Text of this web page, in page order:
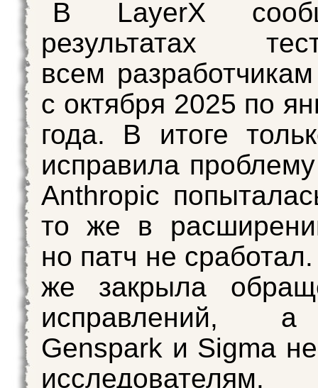
В LayerX
результатах
всем
с октября 2025 по
года. В итоге
исправила
Anthropic
то же в
но патч не
же закрыла
исправлений,
Genspark и Sigma
исследователям.